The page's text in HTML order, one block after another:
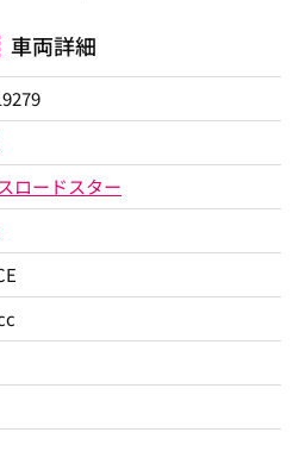
車両詳細
ロードスター